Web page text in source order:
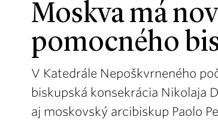
Moskva má
pomocného
V Katedrále Nepoškvrneného
biskupská konsekrácia Nikolaja
aj moskovský arcibiskup Paolo